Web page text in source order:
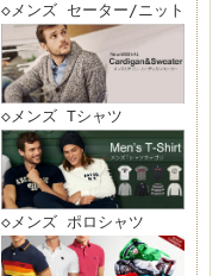
◇メンズ セーター/ニット
◇メンズ Tシャツ
◇メンズ ポロシャツ